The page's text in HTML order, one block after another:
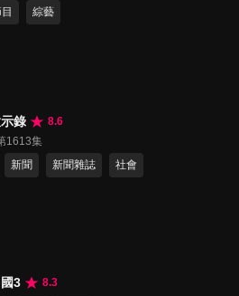
綜藝
錄
8.6
1613集
新聞 新聞雜誌 社會
3 8.3